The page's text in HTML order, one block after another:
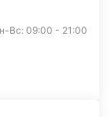
Вс: 09:00 - 21:00